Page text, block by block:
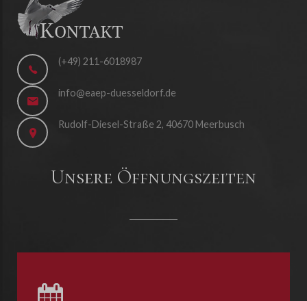
(+49) 211-6018987
info@eaep-duesseldorf.de
Rudolf-Diesel-Straße 2, 40670 Meerbusch
Unsere Öffnungszeiten